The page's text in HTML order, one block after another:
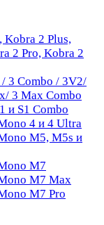
2 Plus,
2 Pro, Kobra 2
3 Combo / 3V2/
3 Max Combo
и S1 Combo
4 и 4 Ultra
M5, M5s и
M7
M7 Max
M7 Pro